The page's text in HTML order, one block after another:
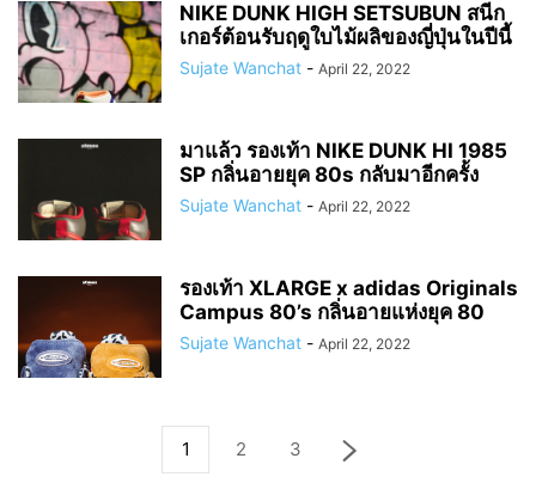
NIKE DUNK HIGH SETSUBUN สนีก
เกอร์ต้อนรับฤดูใบไม้ผลิของญี่ปุ่นในปีนี้
Sujate Wanchat - April 22, 2022
มาแล้ว รองเท้า NIKE DUNK HI 1985
SP กลิ่นอายยุค 80s กลับมาอีกครั้ง
Sujate Wanchat - April 22, 2022
รองเท้า XLARGE x adidas Originals
Campus 80’s กลิ่นอายแห่งยุค 80
Sujate Wanchat - April 22, 2022
1 2 3